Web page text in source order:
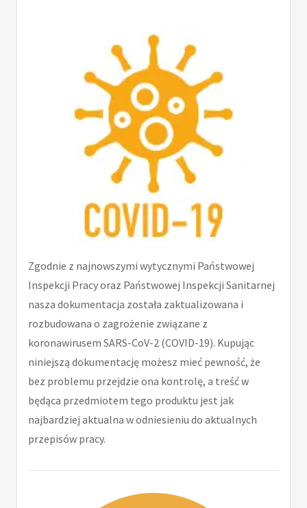
Zgodnie z najnowszymi wytycznymi Państwowej
Inspekcji Pracy oraz Państwowej Inspekcji Sanitarnej
nasza dokumentacja została zaktualizowana i
rozbudowana o zagrożenie związane z
koronawirusem SARS-CoV-2 (COVID-19). Kupując
niniejszą dokumentację możesz mieć pewność, że
bez problemu przejdzie ona kontrolę, a treść w
będąca przedmiotem tego produktu jest jak
najbardziej aktualna w odniesieniu do aktualnych
przepisów pracy.